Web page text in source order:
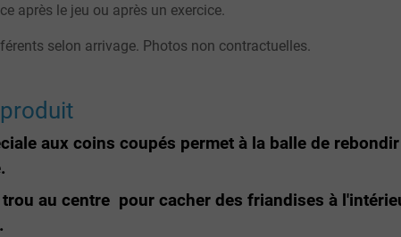
après le jeu ou après un exercice.
selon arrivage. Photos non contractuelles.
aux coins coupés permet à la balle de
au centre pour cacher des friandises à